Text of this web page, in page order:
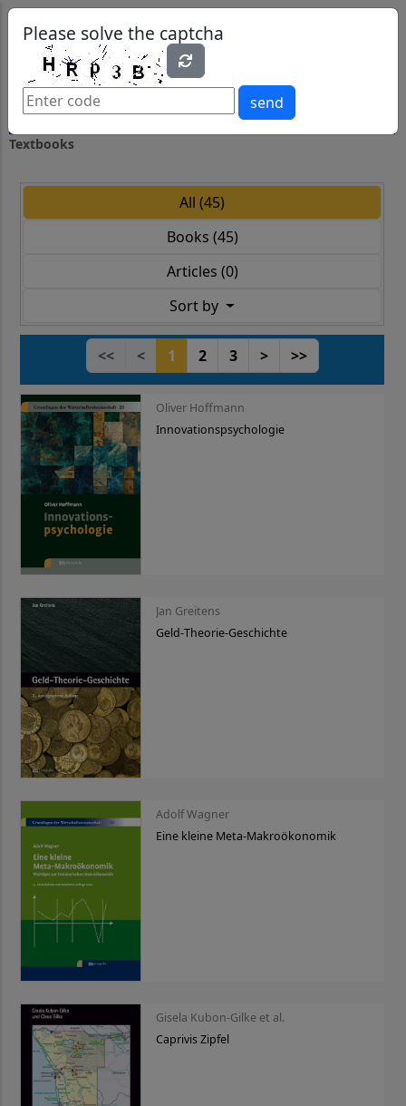
Please solve the captcha
send
Textbooks
All (45)
Books (45)
Articles (0)
Sort by
<< < 1 2 3 > >>
Oliver Hoffmann
Innovationspsychologie
Jan Greitens
Geld-Theorie-Geschichte
Adolf Wagner
Eine kleine Meta-Makroökonomik
Gisela Kubon-Gilke et al.
Caprivis Zipfel